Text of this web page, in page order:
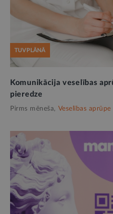
TUVPLĀNĀ
Komunikācija veselības
pieredze
Pirms mēneša, Veselības aprūpe